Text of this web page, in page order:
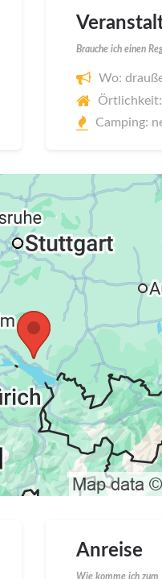
Brauche ich einen
Wo:
Camping:
Anreise
Wie komme ich